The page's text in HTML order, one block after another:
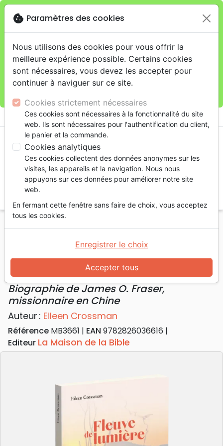
Je veux retirer ma commande au 11 rue de Rive,
Genèveclose
warningCette boutique en ligne est limitée au retrait en
magasin.
Pour les livraisons à domicile, veuillez passer vos
commandes sur la boutique La Maison de la Bible
shopping_cart
Accueil Livres
Témoignages, biographies
Fleuve de lumière - Biographie de James O. Fraser,
missionnaire en Chine
Fleuve de lumière
Biographie de James O. Fraser,
missionnaire en Chine
Auteur : Eileen Crossman
Référence MB3661 EAN 9782826036616
Editeur La Maison de la Bible
cookie Paramètres des cookies
Nous utilisons des cookies pour vous offrir la
meilleure expérience possible. Certains cookies
sont nécessaires, vous devez les accepter pour
continuer à naviguer sur ce site.
Cookies strictement nécessaires
Ces cookies sont nécessaires à la fonctionnalité du site
web. Ils sont nécessaires pour l'authentification du client,
le panier et la commande.
Cookies analytiques
Ces cookies collectent des données anonymes sur les
visites, les appareils et la navigation. Nous nous
appuyons sur ces données pour améliorer notre site
web.
En fermant cette fenêtre sans faire de choix, vous acceptez
tous les cookies.
Accepter tous
Enregistrer le choix